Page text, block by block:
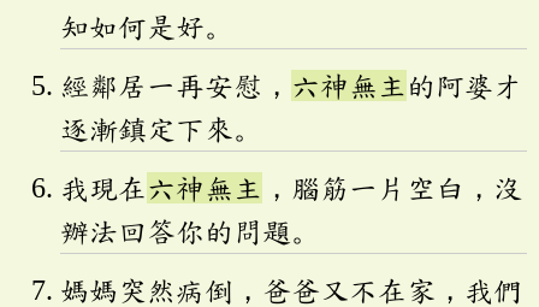
知如何是好。
經鄰居一再安慰， 六神無主 的阿婆才
逐漸鎮定下來。
我現在 六神無主 ，腦筋一片空白，沒
辦法回答你的問題。
媽媽突然病倒，爸爸又不在家，我們